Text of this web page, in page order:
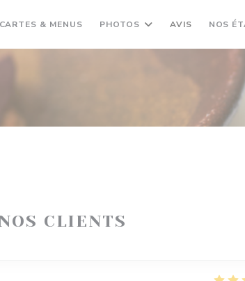
CARTES & MENUS PHOTOS AVIS NOS
CLIENTS